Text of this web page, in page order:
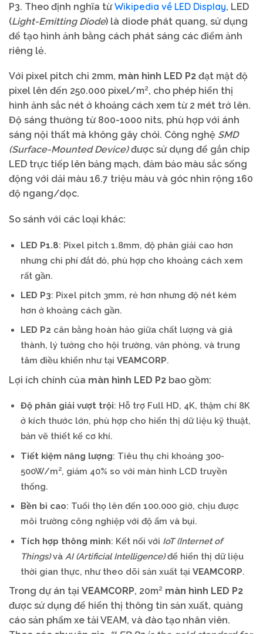
P3. Theo định nghĩa từWikipedia về LED Display, LED
(Light-Emitting Diode) là diode phát quang, sử dụng
để tạo hình ảnh bằng cách phát sáng các điểm ảnh
riêng lẻ.
Với pixel pitch chỉ 2mm, màn hình LED P2 đạt mật độ
pixel lên đến 250.000 pixel/m², cho phép hiển thị
hình ảnh sắc nét ở khoảng cách xem từ 2 mét trở lên.
Độ sáng thường từ 800-1000 nits, phù hợp với ánh
sáng nội thất mà không gây chói. Công nghệ SMD
(Surface-Mounted Device)được sử dụng để gắn chip
LED trực tiếp lên bảng mạch, đảm bảo màu sắc sống
động với dải màu 16.7 triệu màu và góc nhìn rộng 160
độ ngang/dọc.
So sánh với các loại khác:
LED P1.8: Pixel pitch 1.8mm, độ phân giải cao hơn
nhưng chi phí đắt đỏ, phù hợp cho khoảng cách xem
rất gần.
LED P3: Pixel pitch 3mm, rẻ hơn nhưng độ nét kém
hơn ở khoảng cách gần.
LED P2 cân bằng hoàn hảo giữa chất lượng và giá
thành, lý tưởng cho hội trường, văn phòng, và trung
tâm điều khiển như tại VEAMCORP.
Lợi ích chính của màn hình LED P2 bao gồm:
Độ phân giải vượt trội: Hỗ trợ Full HD, 4K, thậm chí 8K
ở kích thước lớn, phù hợp cho hiển thị dữ liệu kỹ thuật,
bản vẽ thiết kế cơ khí.
Tiết kiệm năng lượng: Tiêu thụ chỉ khoảng 300-
500W/m², giảm 40% so với màn hình LCD truyền
thống.
Bền bỉ cao: Tuổi thọ lên đến 100.000 giờ, chịu được
môi trường công nghiệp với độ ẩm và bụi.
Tích hợp thông minh: Kết nối với IoT (Internet of
Things)và AI (Artificial Intelligence)để hiển thị dữ liệu
thời gian thực, như theo dõi sản xuất tại VEAMCORP.
Trong dự án tại VEAMCORP, 20m² màn hình LED P2
được sử dụng để hiển thị thông tin sản xuất, quảng
cáo sản phẩm xe tải VEAM, và đào tạo nhân viên.